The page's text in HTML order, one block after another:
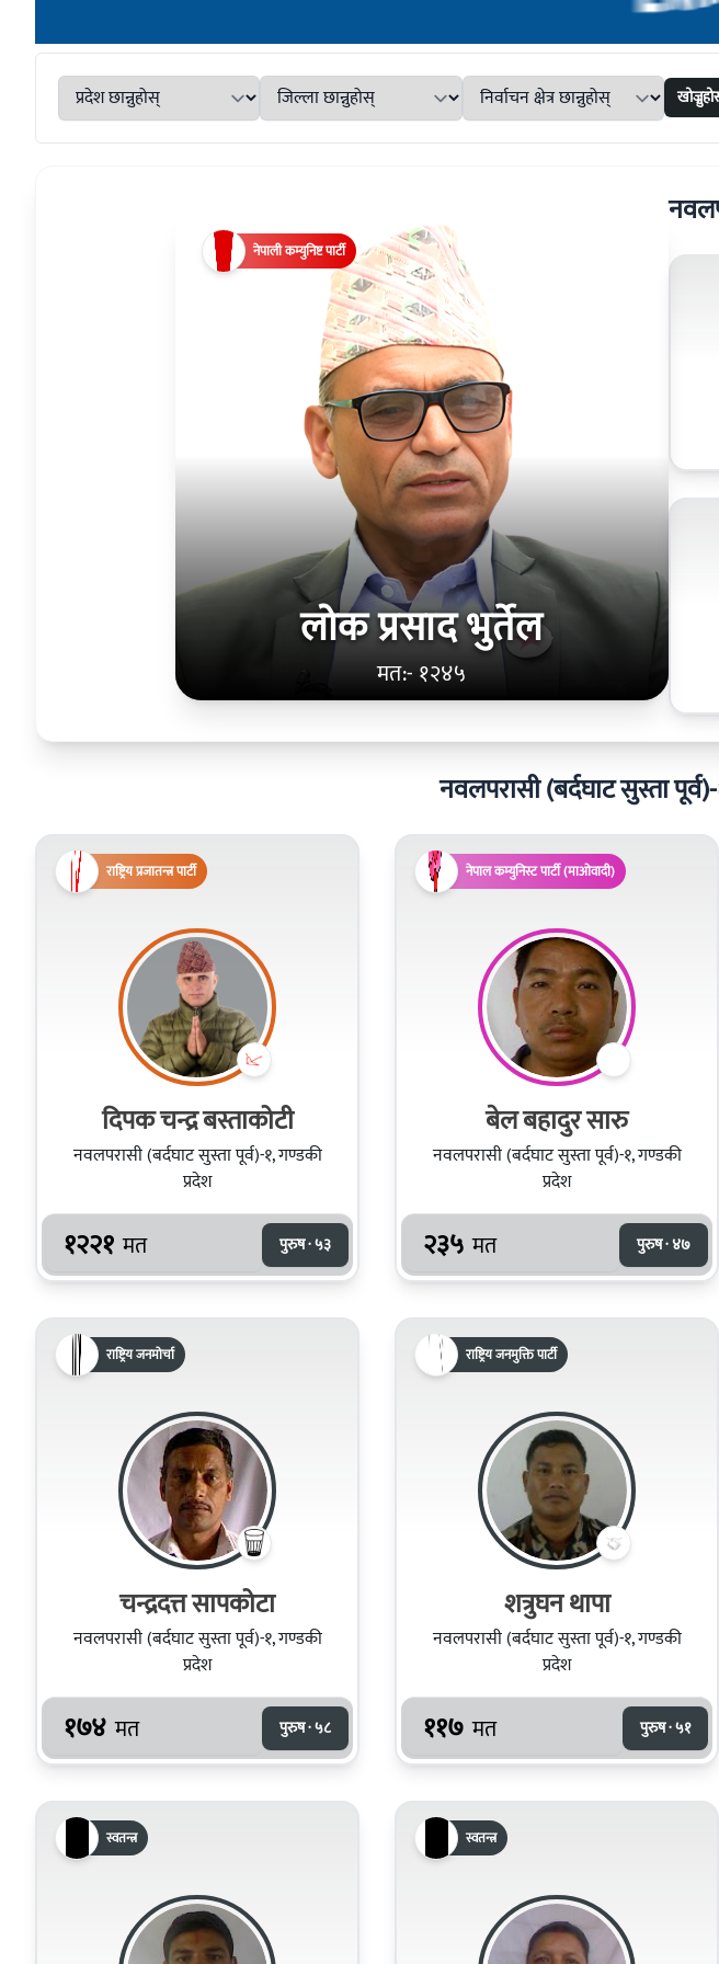
लोक प्रसाद भुर्तेल
मत:- १२४५
नेपाली कम्युनिष्ट पार्टी
नवलपरासी (बर्दघाट सुस्ता
राष्ट्रिय प्रजातन्त्र पार्टी
दिपक चन्द्र बस्ताकोटी
नवलपरासी (बर्दघाट सुस्ता पूर्व)-१, गण्डकी
प्रदेश
१२२१ मत पुरुष · ५३
नेपाल कम्युनिस्ट पार्टी (माओवादी)
बेल बहादुर सारु
नवलपरासी (बर्दघाट सुस्ता पूर्व)-१, गण्डकी
प्रदेश
२३५ मत पुरुष · ४७
राष्ट्रिय जनमोर्चा
चन्द्रदत्त सापकोटा
नवलपरासी (बर्दघाट सुस्ता पूर्व)-१, गण्डकी
प्रदेश
१७४ मत पुरुष · ५८
राष्ट्रिय जनमुक्ति पार्टी
शत्रुघन थापा
नवलपरासी (बर्दघाट सुस्ता पूर्व)-१, गण्डकी
प्रदेश
११७ मत पुरुष · ५१
स्वतन्त्र स्वतन्त्र